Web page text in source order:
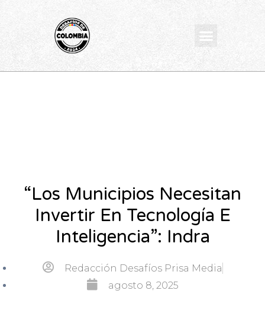
Menu
“Los Municipios Necesitan
Invertir En Tecnología E
Inteligencia”: Indra
Redacción Desafíos Prisa Media
agosto 8, 2025